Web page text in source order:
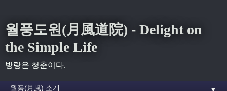
월풍도원(月風道院) - Delight on
the Simple Life
방랑은 청춘이다.